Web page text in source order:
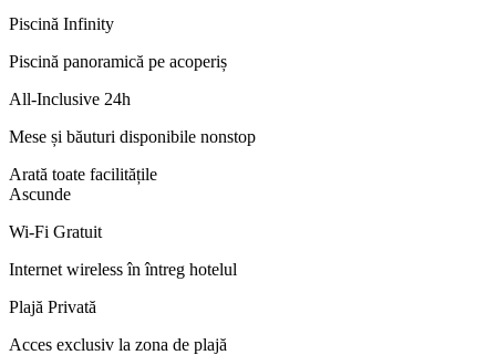
Piscină Infinity
Piscină panoramică pe acoperiș
All-Inclusive 24h
Mese și băuturi disponibile nonstop
Arată toate facilitățile
Ascunde
Wi‑Fi Gratuit
Internet wireless în întreg hotelul
Plajă Privată
Acces exclusiv la zona de plajă